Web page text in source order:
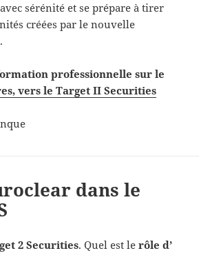
sérénité et se prépare à tirer
créées par le nouvelle
professionnelle sur le
vers le Target II Securities
dans le
2 Securities. Quel est lerôle d’